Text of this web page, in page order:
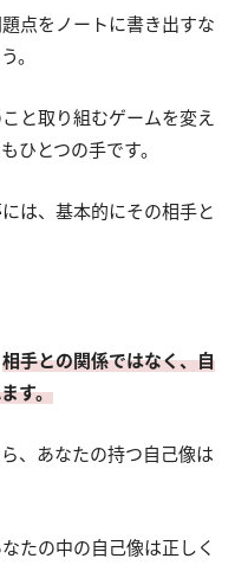
点をノートに書き出すな
。
と取り組むゲームを変え
ひとつの手です。
は、基本的にその相手と
相手との関係ではなく、自
す。
、あなたの持つ自己像は
たの中の自己像は正しく